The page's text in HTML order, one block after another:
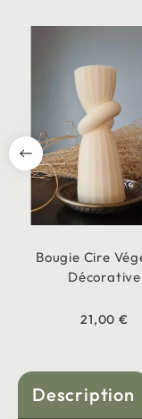
Bougie Cire
Décorative
21,00 €
Description